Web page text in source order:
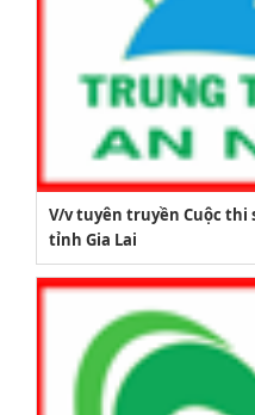
V/v tuyên truyền Cuộc thi
tỉnh Gia Lai